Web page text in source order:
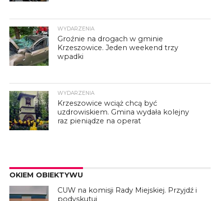
WYDARZENIA
Groźnie na drogach w gminie
Krzeszowice. Jeden weekend trzy
wpadki
WYDARZENIA
Krzeszowice wciąż chcą być
uzdrowiskiem. Gmina wydała kolejny
raz pieniądze na operat
OKIEM OBIEKTYWU
CUW na komisji Rady Miejskiej. Przyjdź i
podyskutuj